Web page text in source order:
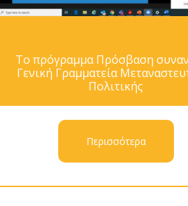
Το πρόγραμμα Πρόσβαση
Γενική Γραμματεία
Πολιτικής
Περισσότερα